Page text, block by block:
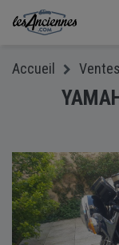
Accueil Ventes